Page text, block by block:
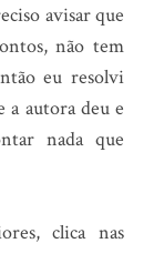
avisar que
não tem
eu resolvi
a autora deu e
nada que
clica nas